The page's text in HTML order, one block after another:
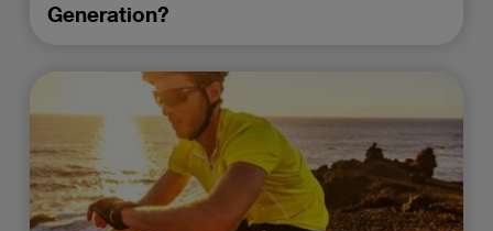
Generation?